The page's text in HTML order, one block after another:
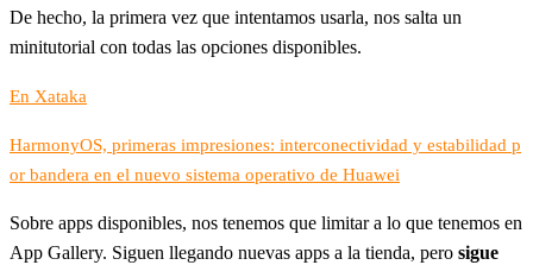
De hecho, la primera vez que intentamos usarla, nos salta un
minitutorial con todas las opciones disponibles.
En Xataka
HarmonyOS, primeras impresiones: interconectividad y estabilidad p
or bandera en el nuevo sistema operativo de Huawei
Sobre apps disponibles, nos tenemos que limitar a lo que tenemos en
App Gallery. Siguen llegando nuevas apps a la tienda, pero sigue